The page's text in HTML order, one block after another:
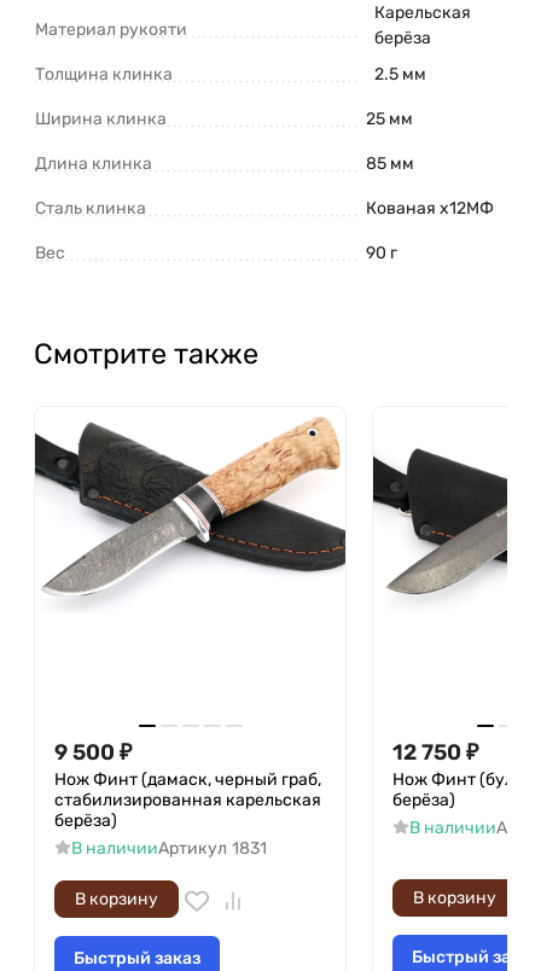
Материал рукояти
Карельская
берёза
Толщина клинка
2.5 мм
Ширина клинка 25 мм
Длина клинка 85 мм
Сталь клинка Кованая х12МФ
Вес 90 г
Смотрите также
9 500 ₽
Нож Финт (дамаск, черный граб,
стабилизированная карельская
берёза)
В наличииАртикул 1831
В корзину
Быстрый заказ
12 750 ₽
Нож Финт (булат,
берёза)
В наличии
В корзину
Быстрый заказ